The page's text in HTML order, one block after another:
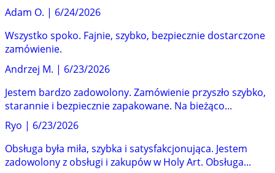
Adam O. | 6/24/2026
Wszystko spoko. Fajnie, szybko, bezpiecznie dostarczone
zamówienie.
Andrzej M. | 6/23/2026
Jestem bardzo zadowolony. Zamówienie przyszło szybko,
starannie i bezpiecznie zapakowane. Na bieżąco...
Ryo | 6/23/2026
Obsługa była miła, szybka i satysfakcjonująca. Jestem
zadowolony z obsługi i zakupów w Holy Art. Obsługa...